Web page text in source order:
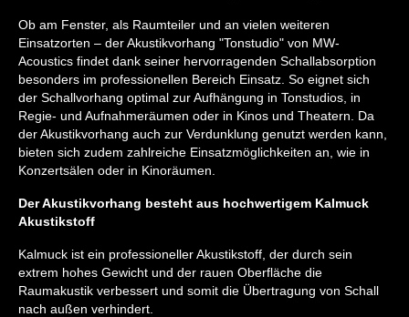
Ob am Fenster, als Raumteiler und an vielen weiteren
Einsatzorten – der Akustikvorhang "Tonstudio" von MW-
Acoustics findet dank seiner hervorragenden Schallabsorption
besonders im professionellen Bereich Einsatz. So eignet sich
der Schallvorhang optimal zur Aufhängung in Tonstudios, in
Regie- und Aufnahmeräumen oder in Kinos und Theatern. Da
der Akustikvorhang auch zur Verdunklung genutzt werden kann,
bieten sich zudem zahlreiche Einsatzmöglichkeiten an, wie in
Konzertsälen oder in Kinoräumen.
Der Akustikvorhang besteht aus hochwertigem Kalmuck
Akustikstoff
Kalmuck ist ein professioneller Akustikstoff, der durch sein
extrem hohes Gewicht und der rauen Oberfläche die
Raumakustik verbessert und somit die Übertragung von Schall
nach außen verhindert.